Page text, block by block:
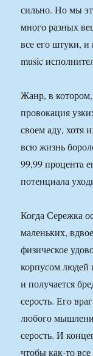
сильно. Но мы
много разных
все его штуки,
music
Жанр, в
провокация
своем аду, хотя
всю жизнь
99,99 процента
потенциала
Когда Сережка
маленьких,
физическое
корпусом людей
и получается
серость. Его
любого
серость. И
чтобы как-то